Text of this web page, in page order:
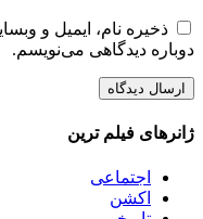
ذخیره نام، ایمیل و
دوباره دیدگاهی می‌نویسم.
ژانرهای فیلم ترین
اجتماعی
اکشن